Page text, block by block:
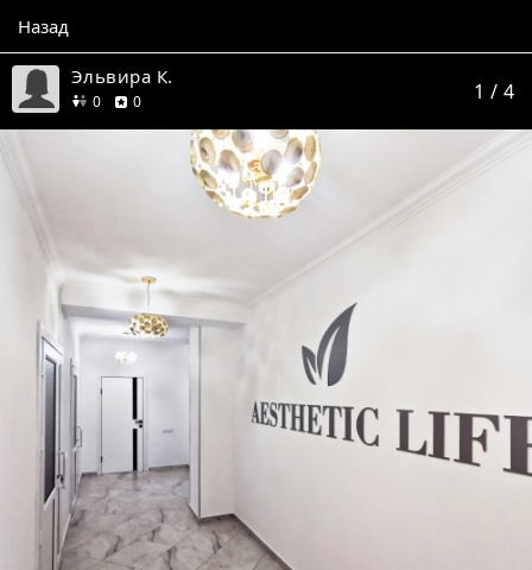
Назад
Эльвира К.
0друзей
0отзывов 1 / 4